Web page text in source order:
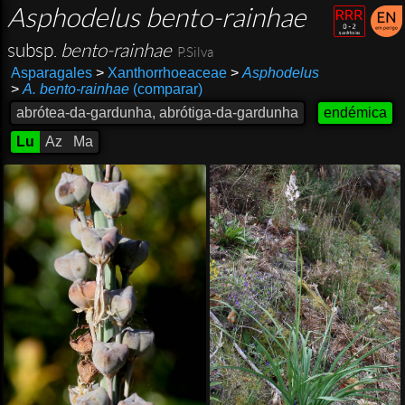
Asphodelus bento-rainhae
subsp. bento-rainhae P.Silva
Asparagales >Xanthorrhoeaceae > Asphodelus
> A. bento-rainhae(comparar)
abrótea-da-gardunha, abrótiga-da-gardunha
endémica
Lu
Az Ma